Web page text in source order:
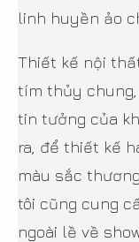
linh huyền ảo
Thiết kế nội
tím thủy
tin tưởng của
ra, để thiết kế
màu sắc
tôi cũng cung
ngoài lề về